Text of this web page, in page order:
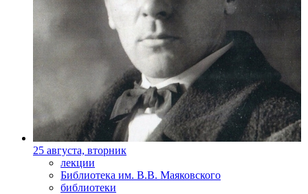
25 августа, вторник
лекции
Библиотека им. В.В. Маяковского
библиотеки